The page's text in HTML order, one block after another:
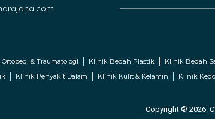
& Traumatologi Klinik Bedah Plastik Klinik Bedah
Klinik Penyakit Dalam Klinik Kulit & Kelamin Klinik
Copyright © 2026.